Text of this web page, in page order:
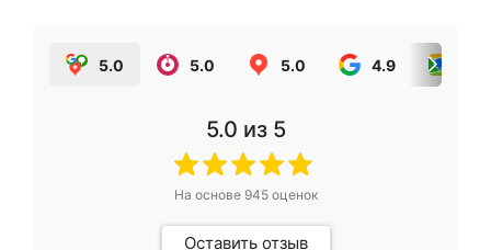
5.0 5.0 5.0 4.9
5.0 из 5
На основе 945оценок
Оставить отзыв